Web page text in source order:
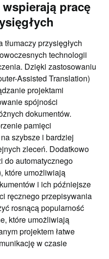
pracę
przysięgłych
technologii
Dzięki zastosowaniu
Assisted Translation)
projektami
spójności
dokumentów.
pamięci
szybsze i bardziej
zleceń. Dodatkowo
do automatycznego
które umożliwiają
i ich późniejsze
ręcznego przepisywania
rosnącą popularność
które umożliwiają
projektem łatwe
w czasie